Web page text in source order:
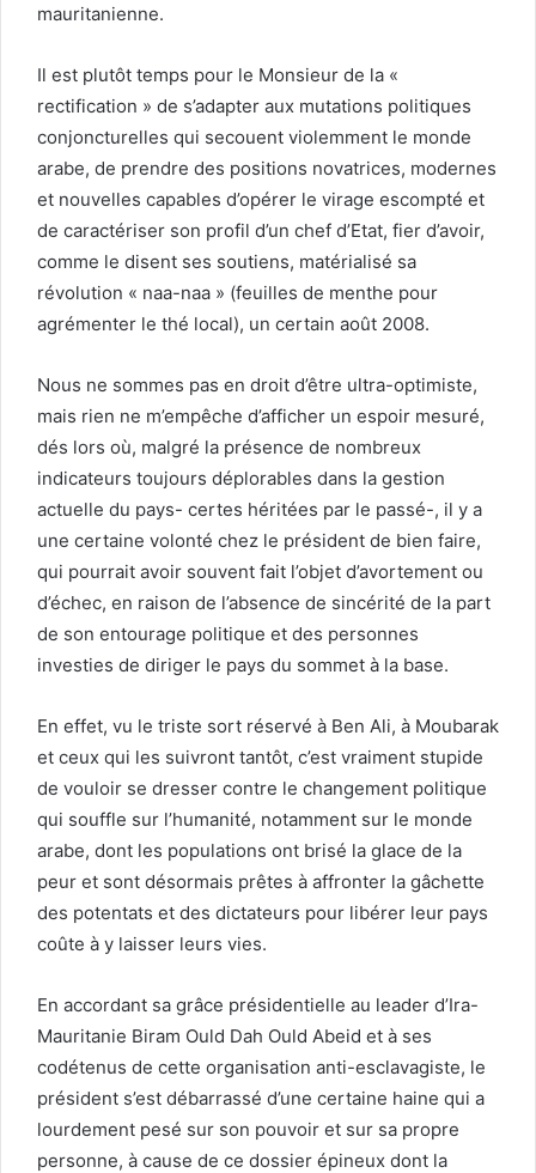
mauritanienne.
Il est plutôt temps pour le Monsieur de la «
rectification » de s’adapter aux mutations politiques
conjoncturelles qui secouent violemment le monde
arabe, de prendre des positions novatrices, modernes
et nouvelles capables d’opérer le virage escompté et
de caractériser son profil d’un chef d’Etat, fier d’avoir,
comme le disent ses soutiens, matérialisé sa
révolution « naa-naa » (feuilles de menthe pour
agrémenter le thé local), un certain août 2008.
Nous ne sommes pas en droit d’être ultra-optimiste,
mais rien ne m’empêche d’afficher un espoir mesuré,
dés lors où, malgré la présence de nombreux
indicateurs toujours déplorables dans la gestion
actuelle du pays- certes héritées par le passé-, il y a
une certaine volonté chez le président de bien faire,
qui pourrait avoir souvent fait l’objet d’avortement ou
d’échec, en raison de l’absence de sincérité de la part
de son entourage politique et des personnes
investies de diriger le pays du sommet à la base.
En effet, vu le triste sort réservé à Ben Ali, à Moubarak
et ceux qui les suivront tantôt, c’est vraiment stupide
de vouloir se dresser contre le changement politique
qui souffle sur l’humanité, notamment sur le monde
arabe, dont les populations ont brisé la glace de la
peur et sont désormais prêtes à affronter la gâchette
des potentats et des dictateurs pour libérer leur pays
coûte à y laisser leurs vies.
En accordant sa grâce présidentielle au leader d’Ira-
Mauritanie Biram Ould Dah Ould Abeid et à ses
codétenus de cette organisation anti-esclavagiste, le
président s’est débarrassé d’une certaine haine qui a
lourdement pesé sur son pouvoir et sur sa propre
personne, à cause de ce dossier épineux dont la